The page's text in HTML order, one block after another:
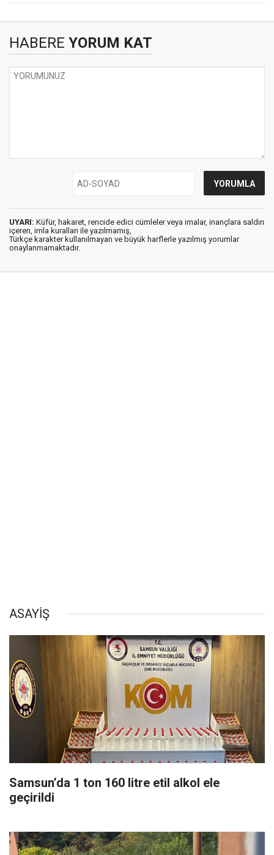
HABERE YORUM KAT
UYARI: Küfür, hakaret, rencide edici cümleler veya imalar, inançlara saldırı
içeren, imla kuralları ile yazılmamış,
Türkçe karakter kullanılmayan ve büyük harflerle yazılmış yorumlar
onaylanmamaktadır.
ASAYİŞ
Samsun’da 1 ton 160 litre etil alkol ele
geçirildi